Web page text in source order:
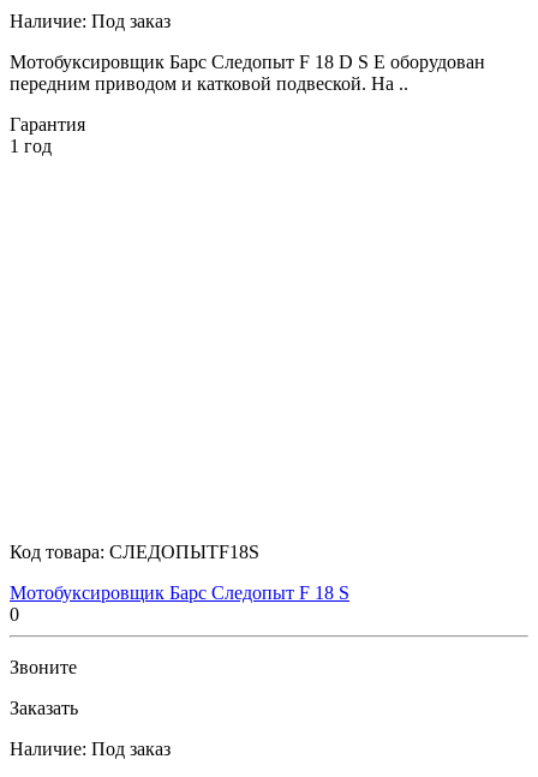
Наличие: Под заказ
Мотобуксировщик Барс Следопыт F 18 D S E оборудован
передним приводом и катковой подвеской. На ..
Гарантия
1 год
Код товара: СЛЕДОПЫТF18S
Мотобуксировщик Барс Следопыт F 18 S
0
Звоните
Заказать
Наличие: Под заказ